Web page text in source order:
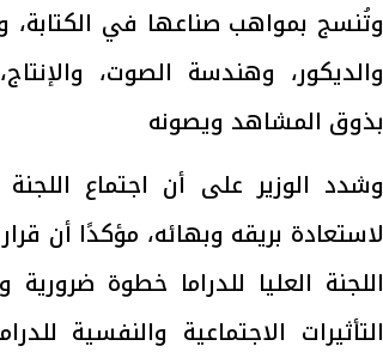
وتُنسج بمواهب صناعها في الكتابة،
والديكور، وهندسة الصوت،
بذوق المشاهد ويصونه
وشدد الوزير على أن اجتماع
لاستعادة بريقه وبهائه، مؤكدًا أن
اللجنة العليا للدراما خطوة
التأثيرات الاجتماعية والنفسية